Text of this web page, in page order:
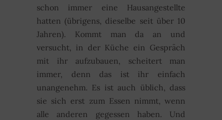
schon immer eine Hausangestellte
hatten (übrigens, dieselbe seit über 10
Jahren). Kommt man da an und
versucht, in der Küche ein Gespräch
mit ihr aufzubauen, scheitert man
immer, denn das ist ihr einfach
unangenehm. Es ist auch üblich, dass
sie sich erst zum Essen nimmt, wenn
alle anderen gegessen haben. Und